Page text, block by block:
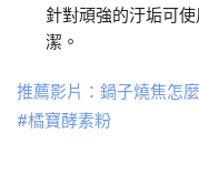
針對頑強的汙垢可使
潔。
推薦影片：鍋子燒焦怎
#橘寶酵素粉